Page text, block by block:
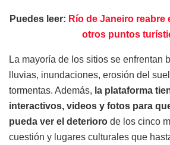
Puedes leer: Río de Janeiro reabre
otros puntos
La mayoría de los sitios se enfrentan
lluvias, inundaciones, erosión del
tormentas. Además, la plataforma
interactivos, videos y fotos para
pueda ver el deterioro de los cinco
cuestión y lugares culturales que